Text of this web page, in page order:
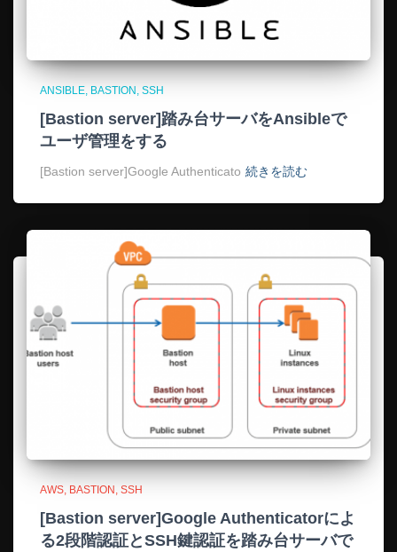
ANSIBLE BASTION SSH
[Bastion server]踏み台サーバをAnsibleで
ユーザ管理をする
[Bastion server]Google Authenticato 続きを読む
AWS BASTION SSH
[Bastion server]Google Authenticatorによ
る2段階認証とSSH鍵認証を踏み台サーバで